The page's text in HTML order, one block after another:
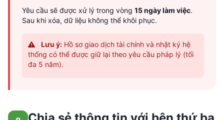
Yêu cầu sẽ được xử lý trong vòng 15 ngày làm việc.
Sau khi xóa, dữ liệu không thể khôi phục.
Lưu ý: Hồ sơ giao dịch tài chính và nhật ký hệ
thống có thể được giữ lại theo yêu cầu pháp lý (tối
đa 5 năm).